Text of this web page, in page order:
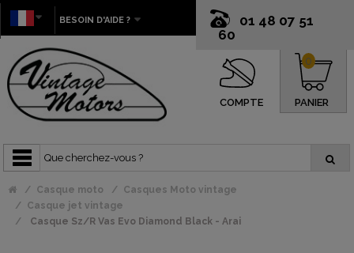
01 48 07 51
60
BESOIN D'AIDE ?
COMPTE PANIER
0
Casque moto
Casques Moto vintage
Casque jet vintage
Casque Sz/R Vas Evo Diamond Black - Arai